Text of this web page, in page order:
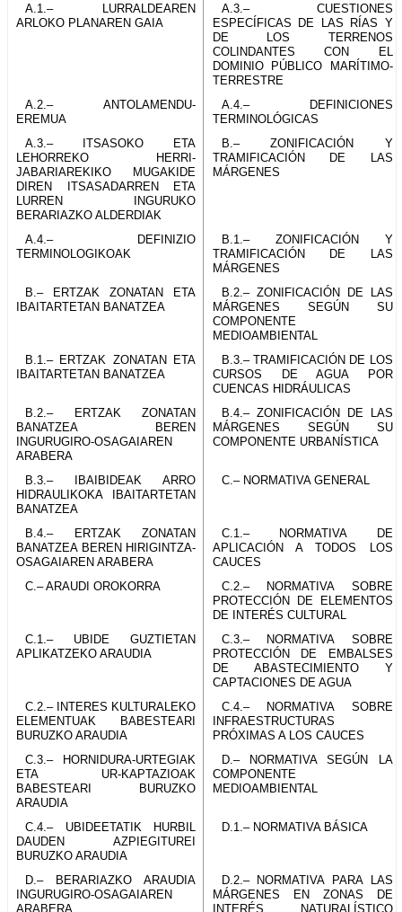
A.1.– LURRALDEAREN
ARLOKO PLANAREN GAIA
A.3.– CUESTIONES
ESPECÍFICAS DE LAS RÍAS Y
DE LOS TERRENOS
COLINDANTES CON EL
DOMINIO PÚBLICO MARÍTIMO-
TERRESTRE
A.2.– ANTOLAMENDU-
EREMUA
A.4.– DEFINICIONES
TERMINOLÓGICAS
A.3.– ITSASOKO ETA
LEHORREKO HERRI-
JABARIAREKIKO MUGAKIDE
DIREN ITSASADARREN ETA
LURREN INGURUKO
BERARIAZKO ALDERDIAK
B.– ZONIFICACIÓN Y
TRAMIFICACIÓN DE LAS
MÁRGENES
A.4.– DEFINIZIO
TERMINOLOGIKOAK
B.1.– ZONIFICACIÓN Y
TRAMIFICACIÓN DE LAS
MÁRGENES
B.– ERTZAK ZONATAN ETA
IBAITARTETAN BANATZEA
B.2.– ZONIFICACIÓN DE LAS
MÁRGENES SEGÚN SU
COMPONENTE
MEDIOAMBIENTAL
B.1.– ERTZAK ZONATAN ETA
IBAITARTETAN BANATZEA
B.3.– TRAMIFICACIÓN DE LOS
CURSOS DE AGUA POR
CUENCAS HIDRÁULICAS
B.2.– ERTZAK ZONATAN
BANATZEA BEREN
INGURUGIRO-OSAGAIAREN
ARABERA
B.4.– ZONIFICACIÓN DE LAS
MÁRGENES SEGÚN SU
COMPONENTE URBANÍSTICA
B.3.– IBAIBIDEAK ARRO
HIDRAULIKOKA IBAITARTETAN
BANATZEA
C.– NORMATIVA GENERAL
B.4.– ERTZAK ZONATAN
BANATZEA BEREN HIRIGINTZA-
OSAGAIAREN ARABERA
C.1.– NORMATIVA DE
APLICACIÓN A TODOS LOS
CAUCES
C.– ARAUDI OROKORRA
C.2.– NORMATIVA SOBRE
PROTECCIÓN DE ELEMENTOS
DE INTERÉS CULTURAL
C.1.– UBIDE GUZTIETAN
APLIKATZEKO ARAUDIA
C.3.– NORMATIVA SOBRE
PROTECCIÓN DE EMBALSES
DE ABASTECIMIENTO Y
CAPTACIONES DE AGUA
C.2.– INTERES KULTURALEKO
ELEMENTUAK BABESTEARI
BURUZKO ARAUDIA
C.4.– NORMATIVA SOBRE
INFRAESTRUCTURAS
PRÓXIMAS A LOS CAUCES
C.3.– HORNIDURA-URTEGIAK
ETA UR-KAPTAZIOAK
BABESTEARI BURUZKO
ARAUDIA
D.– NORMATIVA SEGÚN LA
COMPONENTE
MEDIOAMBIENTAL
C.4.– UBIDEETATIK HURBIL
DAUDEN AZPIEGITUREI
BURUZKO ARAUDIA
D.1.– NORMATIVA BÁSICA
D.– BERARIAZKO ARAUDIA
INGURUGIRO-OSAGAIAREN
ARABERA
D.2.– NORMATIVA PARA LAS
MÁRGENES EN ZONAS DE
INTERÉS NATURALÍSTICO